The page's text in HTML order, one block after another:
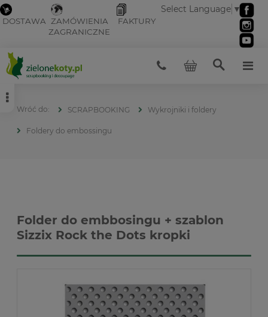
DOSTAWA ZAMÓWIENIA
ZAGRANICZNE
FAKTURY
Select Language ▼
SCRAPBOOKING Wykrojniki i foldery
Foldery do embossingu
Folder do embbosingu + szablon
Sizzix Rock the Dots kropki